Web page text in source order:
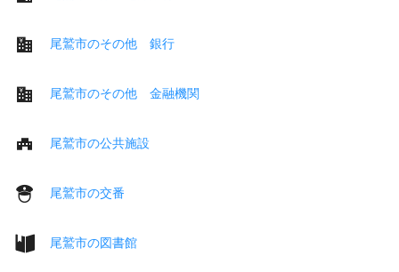
尾鷲市のその他 銀行
尾鷲市のその他 金融機関
尾鷲市の公共施設
尾鷲市の交番
尾鷲市の図書館